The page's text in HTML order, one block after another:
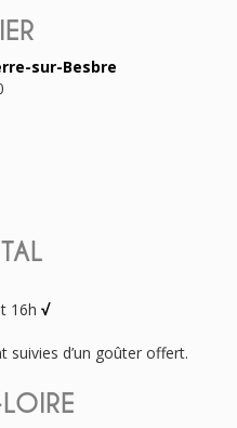
sur-Besbre
16h √
suivies d’un goûter offert.